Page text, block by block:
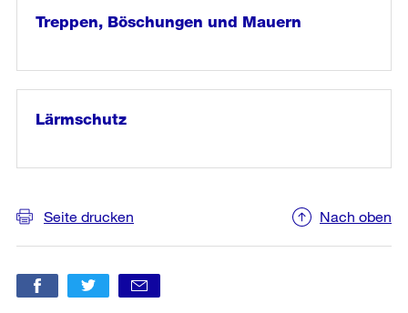
Treppen, Böschungen und Mauern
lesen
«Treppen,
und
Lärmschutz
lesen
Seite drucken
Nach oben